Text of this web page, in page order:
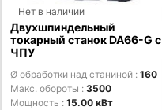
Нет в наличии
Двухшпиндельный
токарный станок DA66-G с
ЧПУ
Ø обработки над станиной
160
Макс. обороты
3500
Мощность
15.00 кВт